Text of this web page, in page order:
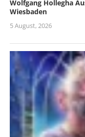
Wolfgang Hollegha
Wiesbaden
5 August, 2026